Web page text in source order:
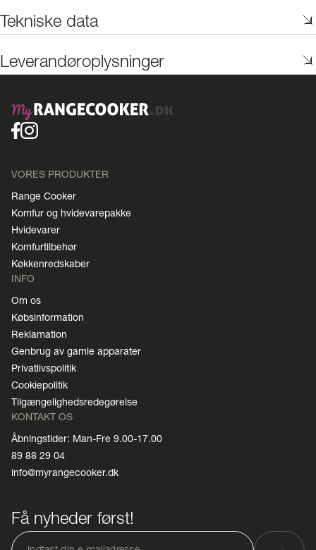
Tekniske data
Leverandøroplysninger
VORES PRODUKTER
Range Cooker
Komfur og hvidevarepakke
Hvidevarer
Komfurtilbehør
Køkkenredskaber
INFO
Om os
Købsinformation
Reklamation
Genbrug av gamle apparater
Privatlivspolitik
Cookiepolitik
Tilgængelighedsredegørelse
KONTAKT OS
Åbningstider: Man-Fre 9.00-17.00
89 88 29 04
info@myrangecooker.dk
Få nyheder først!